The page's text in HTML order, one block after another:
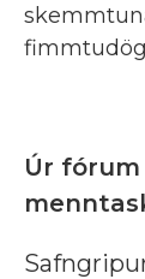
Úr fórum